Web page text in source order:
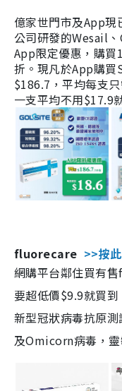
億家世門市及App現
公司研發的Wesail
App限定優惠，購買
折。現凡於App購
$186.7，平均每支
一支平均不用$17.9
fluorecare >>按
網購平台鄰住買有
要超低價$9.9就買
新型冠狀病毒抗原
及Omicorn病毒，